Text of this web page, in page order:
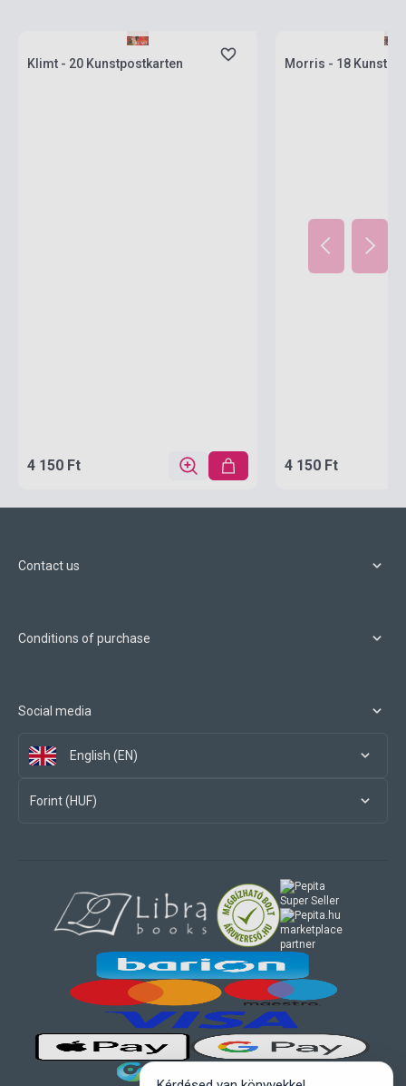
Klimt - 20 Kunstpostkarten
4 150 Ft
Morris - 18
4 150 Ft
Contact us
Conditions of purchase
Social media
English (EN)
Forint (HUF)
marketplace
partner